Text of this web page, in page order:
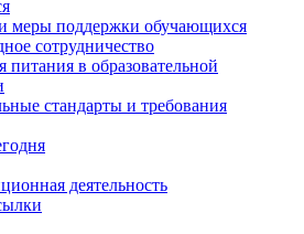
меры поддержки обучающихся
сотрудничество
питания в образовательной
стандарты и требования
деятельность